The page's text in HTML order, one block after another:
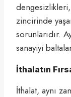
zincirinde
sorunlarıdır.
sanayiyi
İthalatın
İthalat, aynı